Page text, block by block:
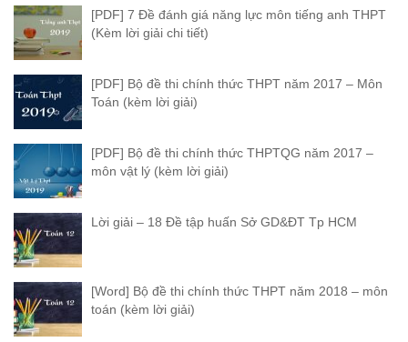
[PDF] 7 Đề đánh giá năng lực môn tiếng anh THPT
(Kèm lời giải chi tiết)
[PDF] Bộ đề thi chính thức THPT năm 2017 – Môn
Toán (kèm lời giải)
[PDF] Bộ đề thi chính thức THPTQG năm 2017 –
môn vật lý (kèm lời giải)
Lời giải – 18 Đề tập huấn Sở GD&ĐT Tp HCM
[Word] Bộ đề thi chính thức THPT năm 2018 – môn
toán (kèm lời giải)